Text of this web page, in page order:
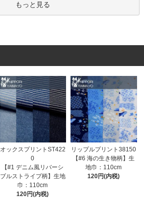
もっと見る
オックスプリントST422
0
【#1 デニム風リバーシ
ブルストライプ柄】生地
巾：110cm
120円(内税)
リップルプリント38150
【#6 海の生き物柄】生
地巾：110cm
120円(内税)